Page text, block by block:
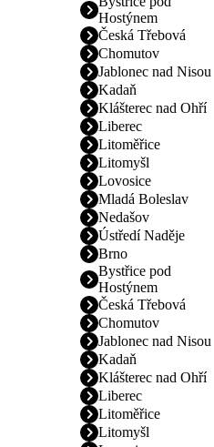
Hostýnem
Česká Třebová
Chomutov
Jablonec nad Nisou
Kadaň
Klášterec nad Ohří
Liberec
Litoměřice
Litomyšl
Lovosice
Mladá Boleslav
Nedašov
Ústředí Naděje
Brno
Bystřice pod
Hostýnem
Česká Třebová
Chomutov
Jablonec nad Nisou
Kadaň
Klášterec nad Ohří
Liberec
Litoměřice
Litomyšl